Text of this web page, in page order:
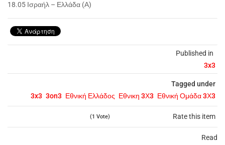
Published in
3x3
Tagged under
3x3 3on3 Εθνική Ελλάδος Εθνικη 3Χ3 Εθνική Ομάδα 3Χ3
Rate this item
(1 Vote)
Read
18.05 Ισραήλ – Ελλάδα (Α)